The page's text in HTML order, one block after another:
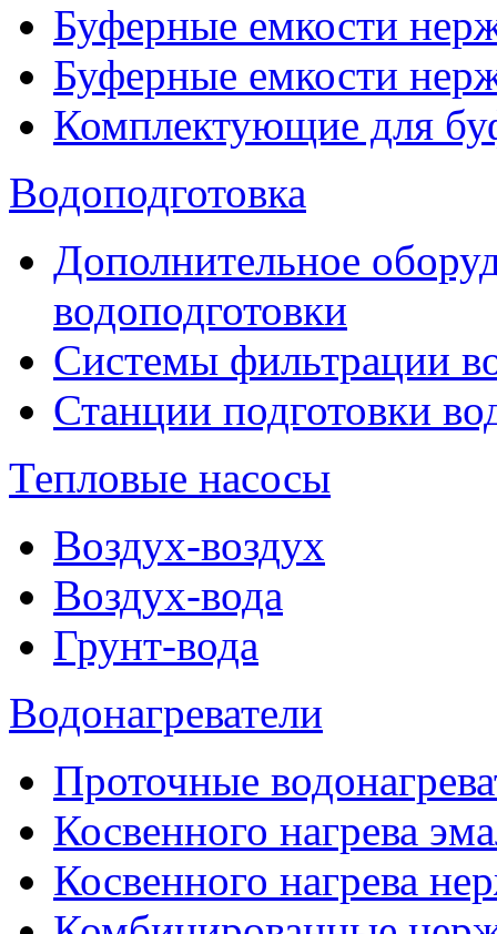
Буферные емкости
Буферные емкости
Комплектующие для
Водоподготовка
Дополнительное
водоподготовки
Системы фильтрации
Станции подготовки
Тепловые насосы
Воздух-воздух
Воздух-вода
Грунт-вода
Водонагреватели
Проточные
Косвенного нагрева
Косвенного нагрева